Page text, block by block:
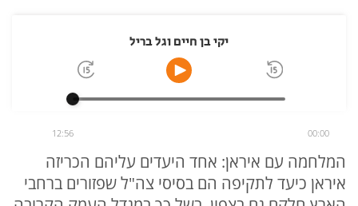
יקי בן חיים וגל בריל
00:00
12:56
המלחמה עם איראן: אחד היעדים עליהם הכריזה
איראן כיעד לתקיפה הם בסיסי צה"ל שפזורים ברחבי